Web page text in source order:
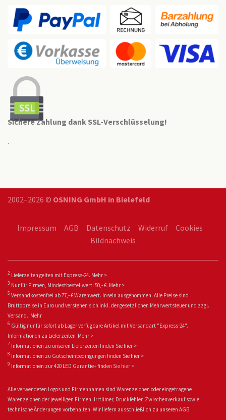
Sichere Zahlung dank SSL-Verschlüsselung!
.
2002–2026 © OSNING GmbH in Bielefeld
Impressum AGB Datenschutz Widerruf
Cookies
Bildnachweis
2 Lieferzeiten gelten mit Express-24. Mehr >
3 Nur für Firmen, Mindestbestellwert: 50,- €. Mehr >
5 Versandkostenfrei ab 77,- € Warenwert. Inseln ausgenommen. Alle Preise sind
Bruttopreise in Euro und verstehen sich inkl. der gesetzlichen Mehrwertsteuer und zzgl.
Versand. Mehr
6 Gültig nur für sofort ab Lager verfügbare Artikel mit Versandart "Express-24".
Informationen zu Lieferzeiten Mehr >
7 Informationen zu unseren Lieferzeiten finden Sie hier >
8 Informationen zu Gutscheinbedingungen finden Sie hier >
9 Informationen zur 420 LED Garantie+ finden Sie hier >
Alle verwendeten Logos und Firmennamen sind Warenzeichen oder eingetragene
Warenzeichen der jeweiligen Firmen. Irrtümer, Druckfehler, Zwischenverkauf sowie
technische Änderungen vorbehalten. Wir liefern ausschließlich zu unseren AGB.